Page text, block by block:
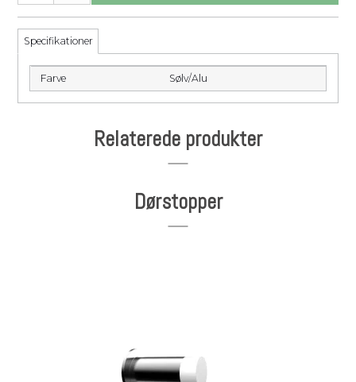
Specifikationer
Farve Sølv/Alu
Relaterede produkter
Dørstopper